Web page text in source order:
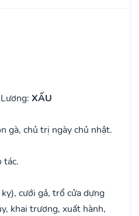
XẤU
gà, chủ trị ngày chủ nhật.
tác.
cưới gả, trổ cửa dựng
khai trương, xuất hành,